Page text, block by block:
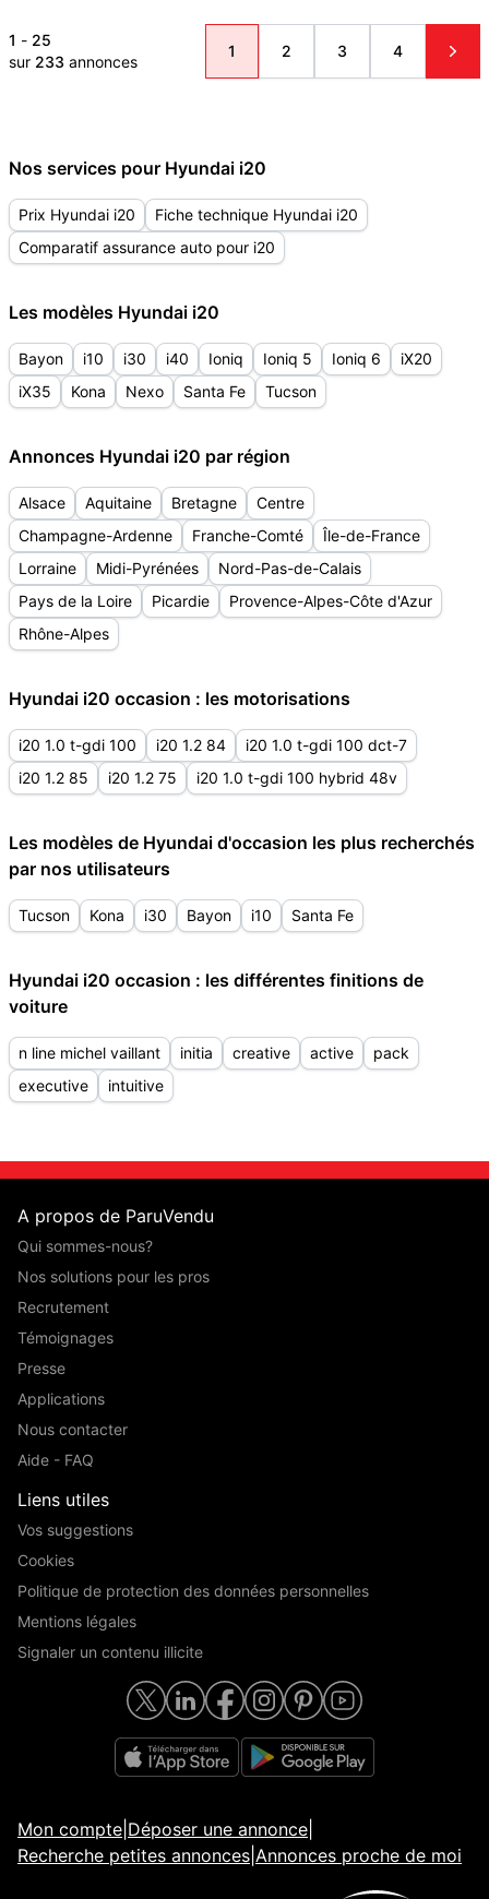
1 - 25
sur 233 annonces
1 2 3 4
Nos services pour Hyundai i20
Prix Hyundai i20
Fiche technique Hyundai i20
Comparatif assurance auto pour i20
Les modèles Hyundai i20
Bayon i10 i30 i40 Ioniq Ioniq 5 Ioniq 6
iX20
iX35
Kona Nexo Santa Fe Tucson
Annonces Hyundai i20 par région
Alsace Aquitaine Bretagne
Centre
Champagne-Ardenne
Franche-Comté
Île-de-France
Lorraine
Midi-Pyrénées
Nord-Pas-de-Calais
Pays de la Loire
Picardie
Provence-Alpes-Côte d'Azur
Rhône-Alpes
Hyundai i20 occasion : les motorisations
i20 1.0 t-gdi 100 i20 1.2 84
i20 1.0 t-gdi 100 dct-7
i20 1.2 85
i20 1.2 75 i20 1.0 t-gdi 100 hybrid 48v
Les modèles de Hyundai d'occasion les plus recherchés
par nos utilisateurs
Tucson Kona i30 Bayon i10 Santa Fe
Hyundai i20 occasion : les différentes finitions de
voiture
n line michel vaillant initia creative active
pack
executive
intuitive
A propos de ParuVendu
Qui sommes-nous?
Nos solutions pour les pros
Recrutement
Témoignages
Presse
Applications
Nous contacter
Aide - FAQ
Liens utiles
Vos suggestions
Cookies
Politique de protection des données personnelles
Mentions légales
Signaler un contenu illicite
Mon compte Déposer une annonce
Recherche petites annonces Annonces proche de moi